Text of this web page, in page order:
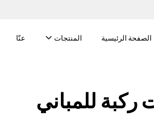
الصفحة الرئيسية المنتجات عنّا
ركبة للمباني